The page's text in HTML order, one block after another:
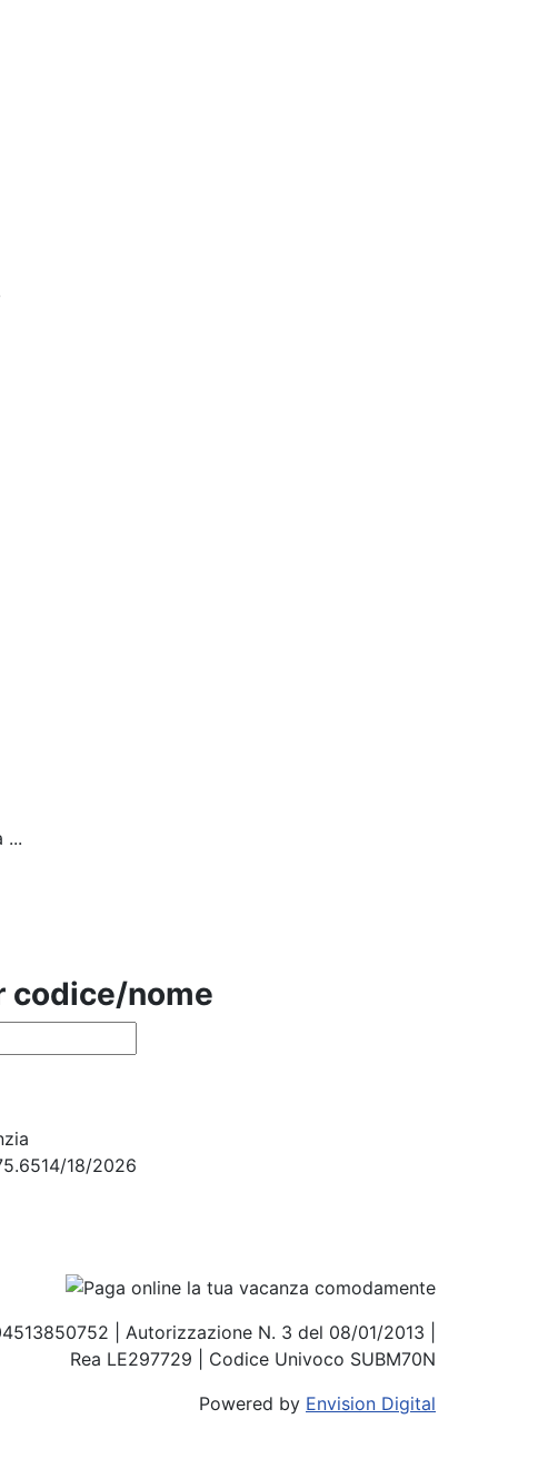
...
codice/nome
18/2026
| Autorizzazione N. 3 del 08/01/2013 |
Rea LE297729 | Codice Univoco SUBM70N
Powered by Envision Digital